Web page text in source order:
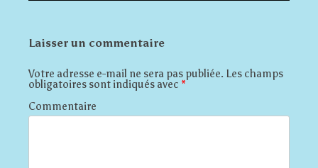
Laisser un commentaire
Votre adresse e-mail ne sera pas publiée. Les champs
obligatoires sont indiqués avec *
Commentaire